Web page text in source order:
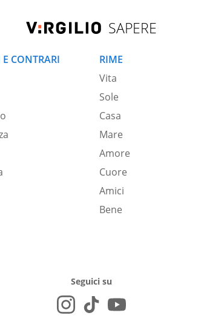
SAPERE
CONTRARI
RIME
Vita
Sole
Casa
Mare
Amore
Cuore
Amici
Bene
Seguici su